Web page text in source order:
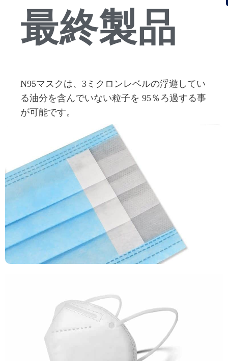
最終製品
N95マスクは、 3 ミクロンレベルの浮遊してい
る油分を含んでいない粒子を 95％ろ過する事
が可能です。